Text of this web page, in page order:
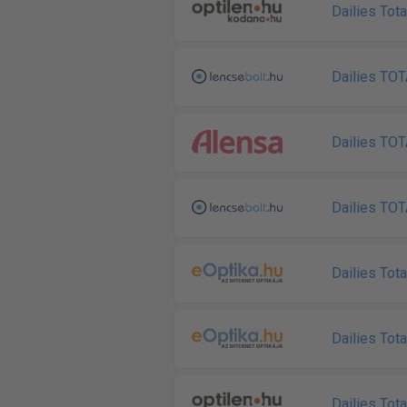
Dailies
Dailies
Dailies
Dailies
Dailies
Dailies